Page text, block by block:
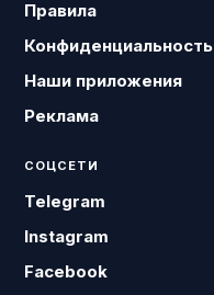
Правила
Конфиденциальность
Наши приложения
Реклама
СОЦСЕТИ
Telegram
Instagram
Facebook